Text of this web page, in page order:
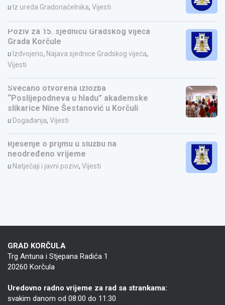
u Iz ureda Gradonačelnika, Vijesti
Poziv za 15. sjednicu Gradskog vijeća
Grada Korčule
u Izdvojeno, Najava sjednice Gradskog vijeća,
Vijesti
Svečano otvorena izložba
“Poslijepodneva u hladu” akademske
slikarice Nine Šestanović u Korčuli
u Događanja, Vijesti
Rješenje o prijmu u službu na
neodređeno vrijeme
u Natječaji i javni pozivi, Vijesti
GRAD KORČULA
Trg Antuna i Stjepana Radića 1
20260 Korčula
Uredovno radno vrijeme za rad sa strankama:
svakim danom od 08:00 do 11:30